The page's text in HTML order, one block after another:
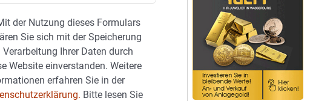
der Nutzung dieses Formulars
Sie sich mit der Speicherung
Verarbeitung Ihrer Daten durch
Website einverstanden. Weitere
erfahren Sie in der
Bitte lesen Sie